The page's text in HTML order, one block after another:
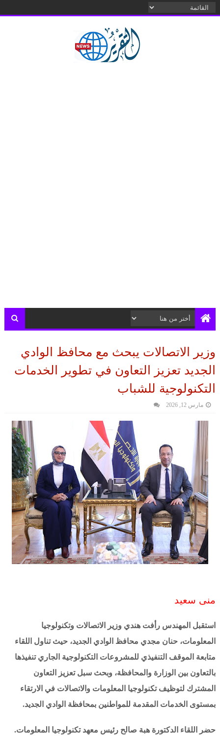
وزير الاتصالات يبحث مع محافظ الوادي
الجديد تعزيز التعاون في تطوير الخدمات
التكنولوجية للشباب
مارس 12, 2026
منى سعيد
استقبل المهندس رأفت هندي وزير الاتصالات وتكنولوجيا
المعلومات، حنان مجدي محافظ الوادي الجديد، حيث تناول اللقاء
متابعة الموقف التنفيذي للمشروعات التكنولوجية الجاري تنفيذها
بالتعاون بين الوزارة والمحافظة، وبحث سبل تعزيز التعاون
المشترك لتوظيف تكنولوجيا المعلومات والاتصالات في الارتقاء
بمستوى الخدمات المقدمة للمواطنين بمحافظة الوادي الجديد.
حضر اللقاء الدكتورة هبة صالح رئيس معهد تكنولوجيا المعلومات.